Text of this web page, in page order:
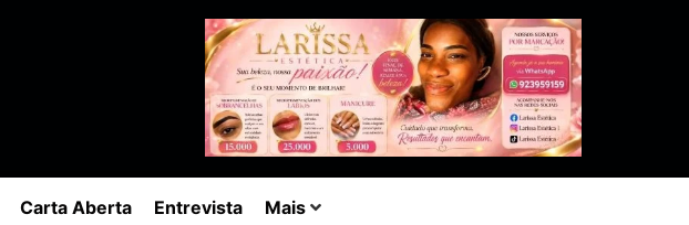
Carta Aberta Entrevista Mais